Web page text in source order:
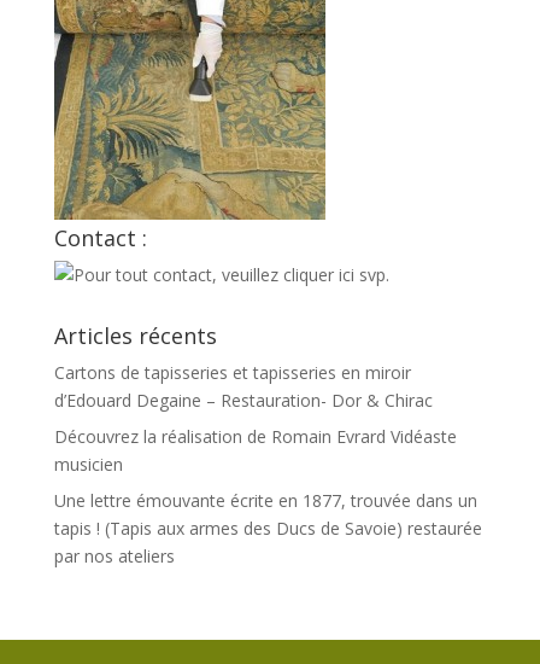
Contact :
Articles récents
Cartons de tapisseries et tapisseries en miroir
d’Edouard Degaine – Restauration- Dor & Chirac
Découvrez la réalisation de Romain Evrard Vidéaste
musicien
Une lettre émouvante écrite en 1877, trouvée dans un
tapis ! (Tapis aux armes des Ducs de Savoie) restaurée
par nos ateliers